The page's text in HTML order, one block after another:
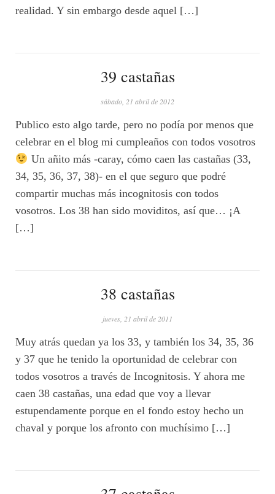
realidad. Y sin embargo desde aquel […]
39 castañas
sábado, 21 abril de 2012
Publico esto algo tarde, pero no podía por menos que
celebrar en el blog mi cumpleaños con todos vosotros
Un añito más -caray, cómo caen las castañas (33,
34, 35, 36, 37, 38)- en el que seguro que podré
compartir muchas más incognitosis con todos
vosotros. Los 38 han sido moviditos, así que… ¡A
[…]
38 castañas
jueves, 21 abril de 2011
Muy atrás quedan ya los 33, y también los 34, 35, 36
y 37 que he tenido la oportunidad de celebrar con
todos vosotros a través de Incognitosis. Y ahora me
caen 38 castañas, una edad que voy a llevar
estupendamente porque en el fondo estoy hecho un
chaval y porque los afronto con muchísimo […]